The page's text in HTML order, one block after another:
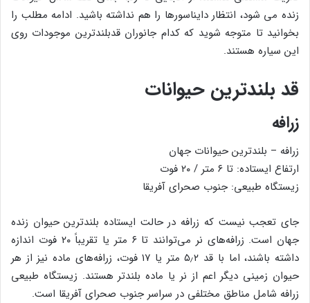
زنده می شود، انتظار دایناسورها را هم نداشته باشید. ادامه مطلب را
بخوانید تا متوجه شوید که کدام جانوران قدبلندترین موجودات روی
این سیاره هستند.
قد بلندترین حیوانات
زرافه
زرافه – بلندترین حیوانات جهان
ارتفاع ایستاده: تا ۶ متر / ۲۰ فوت
زیستگاه طبیعی: جنوب صحرای آفریقا
جای تعجب نیست که زرافه در حالت ایستاده بلندترین حیوان زنده
جهان است. زرافه‌های نر می‌توانند تا ۶ متر یا تقریباً ۲۰ فوت اندازه
داشته باشند، اما با قد ۵٫۲ متر یا ۱۷ فوت، زرافه‌های ماده نیز از هر
حیوان زمینی دیگر اعم از نر یا ماده بلندتر هستند. زیستگاه طبیعی
زرافه شامل مناطق مختلفی در سراسر جنوب صحرای آفریقا است.